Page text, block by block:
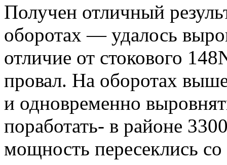
Получен отличный
оборотах — удалось
отличие от стокового
провал. На оборотах
и одновременно
поработать- в районе
мощность пересеклись